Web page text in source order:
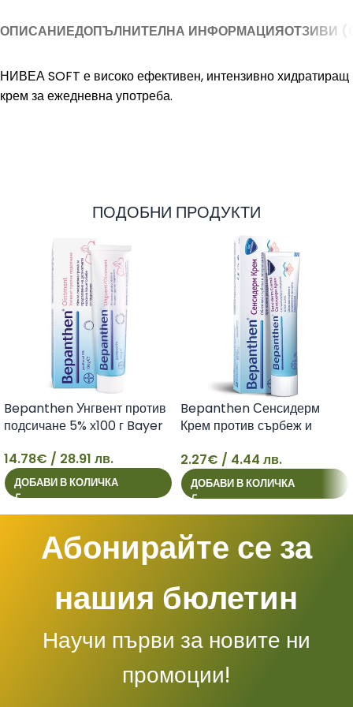
ОПИСАНИЕДОПЪЛНИТЕЛНА ИНФОРМАЦИЯОТЗИВИ
НИВЕА SOFT е високо ефективен, интензивно хидратиращ
крем за ежедневна употреба.
ПОДОБНИ ПРОДУКТИ
14
Bepanthen Унгвент против
подсичане 5% х100 г Bayer
14.78€ / 28.91 лв.
ДОБАВИ В КОЛИЧКА
2
Bepanthen Сенсидерм
Крем против сърбеж и
2.27€ / 4.44 лв.
ДОБАВИ В КОЛИЧКА
Абонирайте се за
нашия бюлетин
Научи първи за новите ни
промоции!